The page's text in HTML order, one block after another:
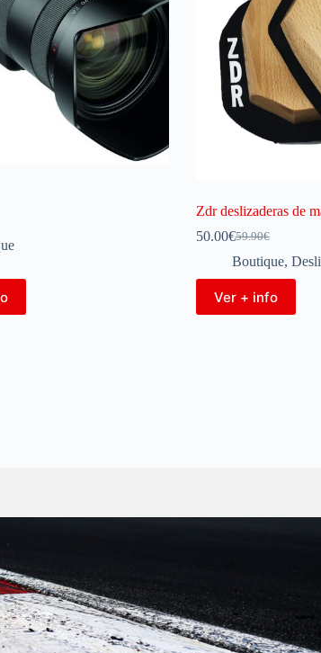
Zdr deslizaderas de
59.90€
50.00€
Boutique,
Ver + info